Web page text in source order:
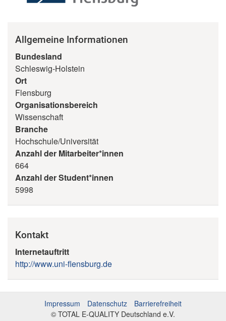
Allgemeine Informationen
Bundesland
Schleswig-Holstein
Ort
Flensburg
Organisationsbereich
Wissenschaft
Branche
Hochschule/Universität
Anzahl der Mitarbeiter*innen
664
Anzahl der Student*innen
5998
Kontakt
Internetauftritt
http://www.uni-flensburg.de
Impressum Datenschutz
Barrierefreiheit
© TOTAL E-QUALITY Deutschland e.V.